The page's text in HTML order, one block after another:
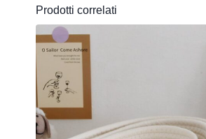
Prodotti correlati